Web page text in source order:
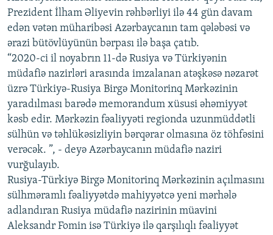
Prezident İlham Əliyevin rəhbərliyi ilə 44 gün davam
edən vətən müharibəsi Azərbaycanın tam qələbəsi və
ərazi bütövlüyünün bərpası ilə başa çatıb.
“2020-ci il noyabrın 11-də Rusiya və Türkiyənin
müdafiə nazirləri arasında imzalanan atəşkəsə nəzarət
üzrə Türkiyə-Rusiya Birgə Monitorinq Mərkəzinin
yaradılması barədə memorandum xüsusi əhəmiyyət
kəsb edir. Mərkəzin fəaliyyəti regionda uzunmüddətli
sülhün və təhlükəsizliyin bərqərar olmasına öz töhfəsini
verəcək. ”, - deyə Azərbaycanın müdafiə naziri
vurğulayıb.
Rusiya-Türkiyə Birgə Monitorinq Mərkəzinin açılmasını
sülhməramlı fəaliyyətdə mahiyyətcə yeni mərhələ
adlandıran Rusiya müdafiə nazirinin müavini
Aleksandr Fomin isə Türkiyə ilə qarşılıqlı fəaliyyət